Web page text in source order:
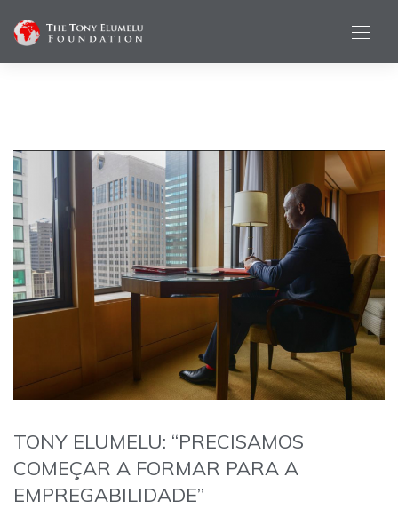
TONY ELUMELU: “PRECISAMOS
COMEÇAR A FORMAR PARA A
EMPREGABILIDADE”